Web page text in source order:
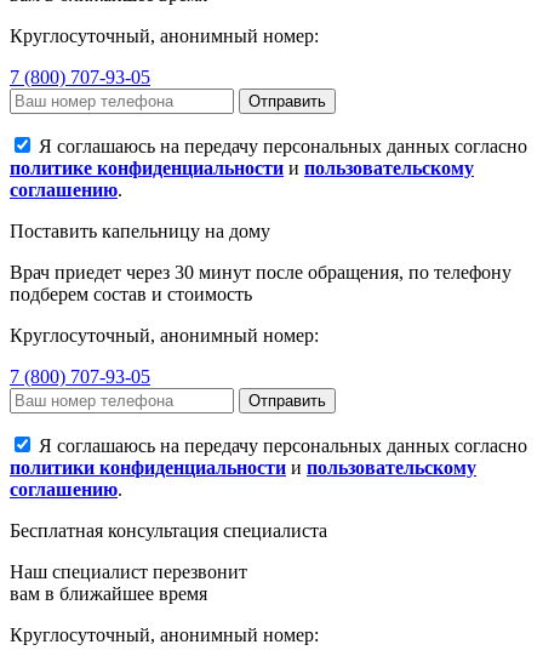
Круглосуточный, анонимный номер:
7 (800) 707-93-05
Отправить
Я соглашаюсь на передачу персональных данных согласно
политике конфиденциальности и пользовательскому
соглашению.
Поставить капельницу на дому
Врач приедет через 30 минут после обращения, по телефону
подберем состав и стоимость
Круглосуточный, анонимный номер:
7 (800) 707-93-05
Отправить
Я соглашаюсь на передачу персональных данных согласно
политики конфиденциальности и пользовательскому
соглашению.
Бесплатная консультация специалиста
Наш специалист перезвонит
вам в ближайшее время
Круглосуточный, анонимный номер: